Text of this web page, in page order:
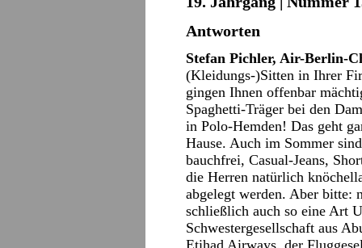
Antworten
Stefan Pichler, Air-Berlin-
(Kleidungs-)Sitten in Ihrer
gingen Ihnen offenbar
Spaghetti-Träger bei den
in Polo-Hemden! Das geht
Hause. Auch im Sommer
bauchfrei, Casual-Jeans,
die Herren natürlich
abgelegt werden. Aber bitte:
schließlich auch so eine Art
Schwestergesellschaft aus
Etihad Airways, der